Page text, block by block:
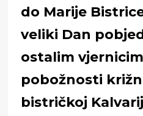
do Marije
veliki Dan
ostalim
pobožnosti
bistričkoj